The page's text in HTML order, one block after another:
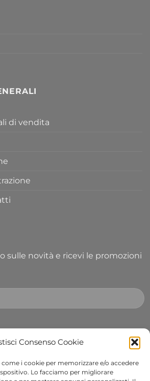
Consenso Cookie
i cookie per memorizzare e/o accedere
Lo facciamo per migliorare
di vendita
sulle novità e ricevi le promozioni
generali e di ricevere le